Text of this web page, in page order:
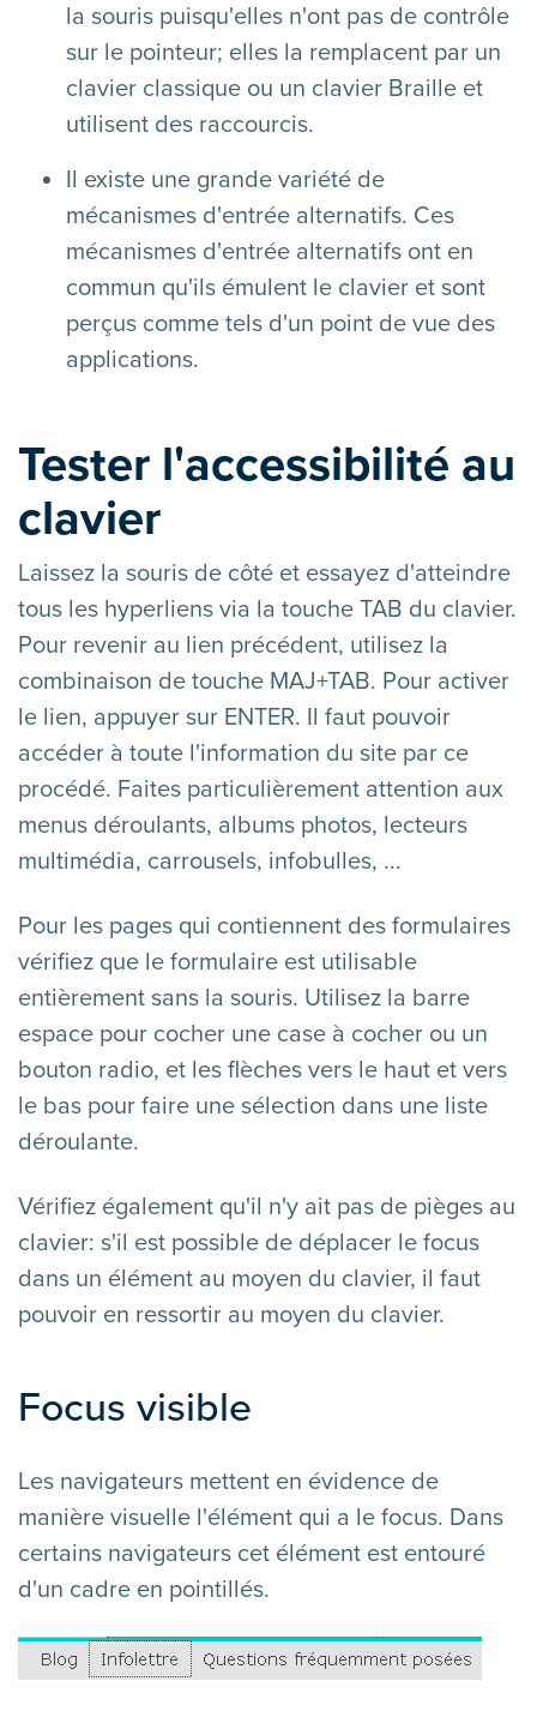
la souris puisqu'elles n'ont pas de contrôle
sur le pointeur; elles la remplacent par un
clavier classique ou un clavier Braille et
utilisent des raccourcis.
Il existe une grande variété de
mécanismes d'entrée alternatifs. Ces
mécanismes d'entrée alternatifs ont en
commun qu'ils émulent le clavier et sont
perçus comme tels d'un point de vue des
applications.
Tester l'accessibilité au
clavier
Laissez la souris de côté et essayez d'atteindre
tous les hyperliens via la touche TAB du clavier.
Pour revenir au lien précédent, utilisez la
combinaison de touche MAJ+TAB. Pour activer
le lien, appuyer sur ENTER. Il faut pouvoir
accéder à toute l'information du site par ce
procédé. Faites particulièrement attention aux
menus déroulants, albums photos, lecteurs
multimédia, carrousels, infobulles, ...
Pour les pages qui contiennent des formulaires
vérifiez que le formulaire est utilisable
entièrement sans la souris. Utilisez la barre
espace pour cocher une case à cocher ou un
bouton radio, et les flèches vers le haut et vers
le bas pour faire une sélection dans une liste
déroulante.
Vérifiez également qu'il n'y ait pas de pièges au
clavier: s'il est possible de déplacer le focus
dans un élément au moyen du clavier, il faut
pouvoir en ressortir au moyen du clavier.
Focus visible
Les navigateurs mettent en évidence de
manière visuelle l'élément qui a le focus. Dans
certains navigateurs cet élément est entouré
d'un cadre en pointillés.